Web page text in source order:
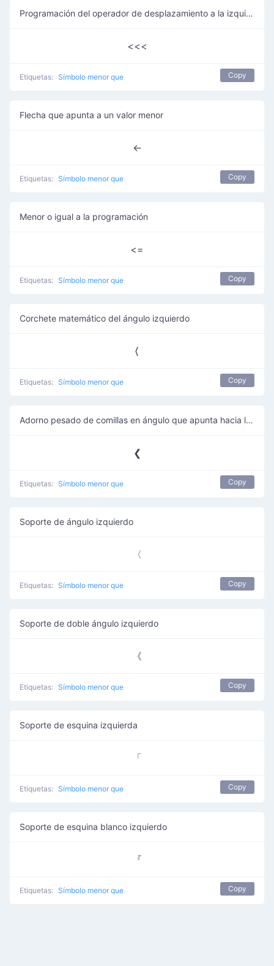
Programación del operador de desplazamiento a la izquierda sin firmar
<<<
Etiquetas: Símbolo menor que Copy
Flecha que apunta a un valor menor
<-
Etiquetas: Símbolo menor que Copy
Menor o igual a la programación
<=
Etiquetas: Símbolo menor que Copy
Corchete matemático del ángulo izquierdo
⟨
Etiquetas: Símbolo menor que Copy
Adorno pesado de comillas en ángulo que apunta hacia la izquierda
❮
Etiquetas: Símbolo menor que Copy
Soporte de ángulo izquierdo
〈
Etiquetas: Símbolo menor que Copy
Soporte de doble ángulo izquierdo
《
Etiquetas: Símbolo menor que Copy
Soporte de esquina izquierda
「
Etiquetas: Símbolo menor que Copy
Soporte de esquina blanco izquierdo
『
Etiquetas: Símbolo menor que Copy